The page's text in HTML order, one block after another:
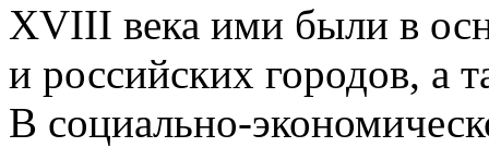
XVIII века ими были в
и российских городов, а
В социально-